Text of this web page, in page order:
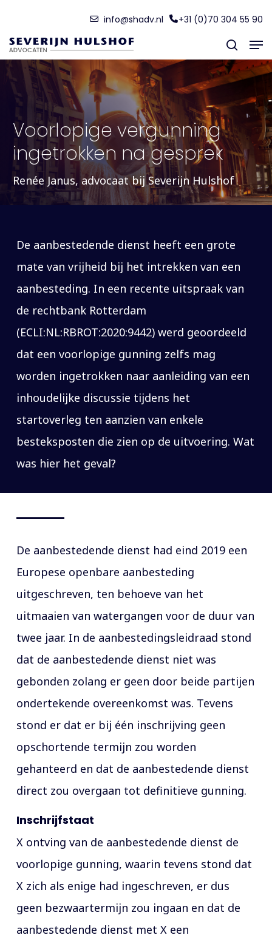
main
content
info@shadv.nl +31 (0)70 304 55 90
search
Voorlopige vergunning
ingetrokken na gesprek
Renée Janus, advocaat bij Severijn Hulshof
De aanbestedende dienst heeft een grote
mate van vrijheid bij het intrekken van een
aanbesteding. In een recente uitspraak van
de rechtbank Rotterdam
(ECLI:NL:RBROT:2020:9442) werd geoordeeld
dat een voorlopige gunning zelfs mag
worden ingetrokken naar aanleiding van een
inhoudelijke discussie tijdens het
startoverleg ten aanzien van enkele
besteksposten die zien op de uitvoering. Wat
was hier het geval?
De aanbestedende dienst had eind 2019 een
Europese openbare aanbesteding
uitgeschreven, ten behoeve van het
uitmaaien van watergangen voor de duur van
twee jaar. In de aanbestedingsleidraad stond
dat de aanbestedende dienst niet was
gebonden zolang er geen door beide partijen
ondertekende overeenkomst was. Tevens
stond er dat er bij één inschrijving geen
opschortende termijn zou worden
gehanteerd en dat de aanbestedende dienst
direct zou overgaan tot definitieve gunning.
Inschrijfstaat
X ontving van de aanbestedende dienst de
voorlopige gunning, waarin tevens stond dat
X zich als enige had ingeschreven, er dus
geen bezwaartermijn zou ingaan en dat de
aanbestedende dienst met X een